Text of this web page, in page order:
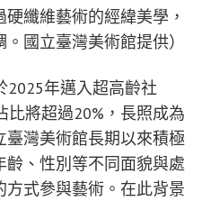
硬纖維藝術的經緯美學，
國立臺灣美術館提供）
2025年邁入超高齡社
將超過20%，長照成為
灣美術館長期以來積極
、性別等不同面貌與處
式參與藝術。在此背景